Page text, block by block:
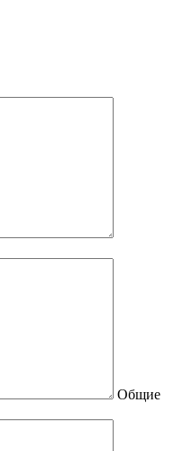
Общие